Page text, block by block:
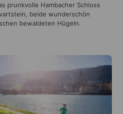
prunkvolle Hambacher Schloss
beide wunderschön
bewaldeten Hügeln.